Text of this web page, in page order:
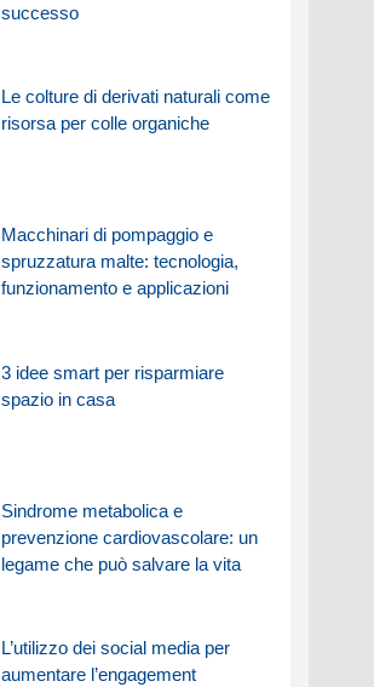
successo
Le colture di derivati naturali come
risorsa per colle organiche
Macchinari di pompaggio e
spruzzatura malte: tecnologia,
funzionamento e applicazioni
3 idee smart per risparmiare
spazio in casa
Sindrome metabolica e
prevenzione cardiovascolare: un
legame che può salvare la vita
L’utilizzo dei social media per
aumentare l’engagement